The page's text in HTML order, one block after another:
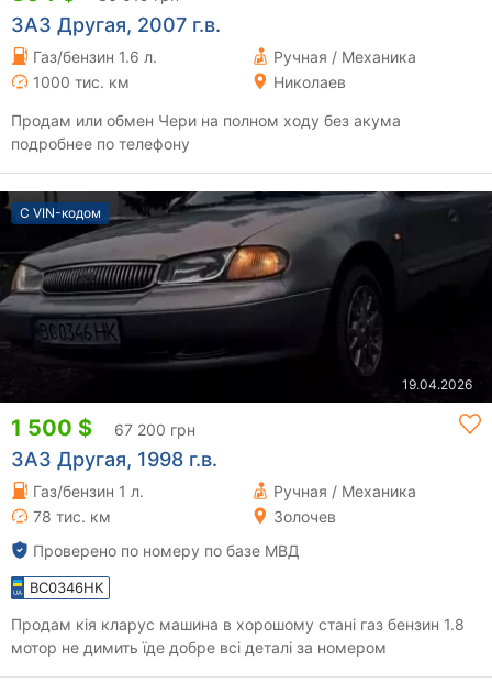
ЗАЗ Другая, 2007 г.в.
Газ/бензин 1.6 л.
Ручная / Механика
1000 тис. км
Николаев
Продам или обмен Чери на полном ходу без акума
подробнее по телефону
С VIN-кодом
19.04.2026
1 500 $ 67 200 грн
ЗАЗ Другая, 1998 г.в.
Газ/бензин 1 л.
Ручная / Механика
78 тис. км
Золочев
Проверено по номеру по базе МВД
BC0346HK
Продам кія кларус машина в хорошому стані газ бензин 1.8
мотор не димить їде добре всі деталі за номером